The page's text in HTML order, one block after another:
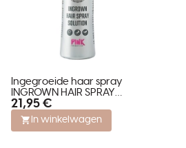
Ingegroeide haar spray
INGROWN HAIR SPRAY
SOLUTION
21,95 €
In winkelwagen